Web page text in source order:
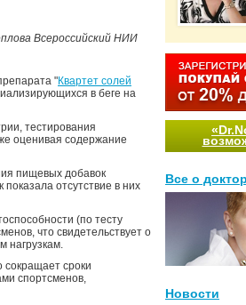
Всероссийский НИИ
"Квартет солей
в беге на
тестирования
оценивая содержание
пищевых добавок
отсутствие в них
(по тесту
что свидетельствует о
нагрузкам.
сокращает сроки
спортсменов,
Все о
Новости